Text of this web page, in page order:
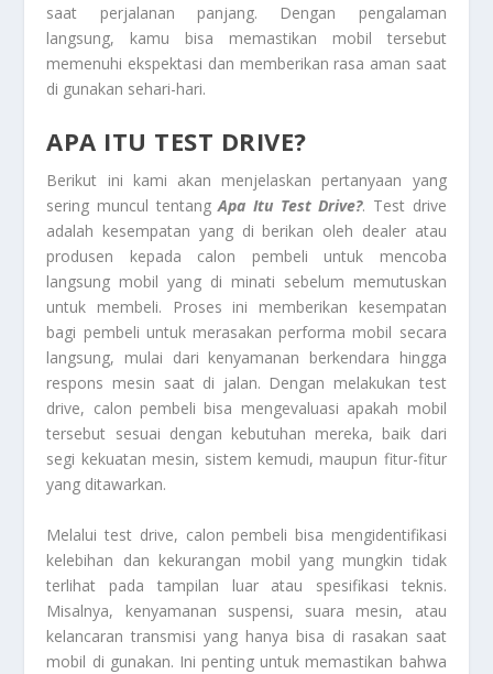
saat perjalanan panjang. Dengan pengalaman
langsung, kamu bisa memastikan mobil tersebut
memenuhi ekspektasi dan memberikan rasa aman saat
di gunakan sehari-hari.
APA ITU TEST DRIVE?
Berikut ini kami akan menjelaskan pertanyaan yang
sering muncul tentangApa Itu Test Drive?. Test drive
adalah kesempatan yang di berikan oleh dealer atau
produsen kepada calon pembeli untuk mencoba
langsung mobil yang di minati sebelum memutuskan
untuk membeli. Proses ini memberikan kesempatan
bagi pembeli untuk merasakan performa mobil secara
langsung, mulai dari kenyamanan berkendara hingga
respons mesin saat di jalan. Dengan melakukan test
drive, calon pembeli bisa mengevaluasi apakah mobil
tersebut sesuai dengan kebutuhan mereka, baik dari
segi kekuatan mesin, sistem kemudi, maupun fitur-fitur
yang ditawarkan.
Melalui test drive, calon pembeli bisa mengidentifikasi
kelebihan dan kekurangan mobil yang mungkin tidak
terlihat pada tampilan luar atau spesifikasi teknis.
Misalnya, kenyamanan suspensi, suara mesin, atau
kelancaran transmisi yang hanya bisa di rasakan saat
mobil di gunakan. Ini penting untuk memastikan bahwa